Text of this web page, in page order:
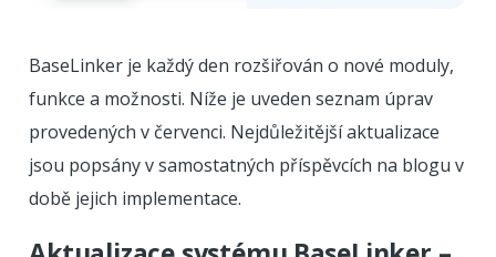
BaseLinker je každý den rozšiřován o nové moduly,
funkce a možnosti. Níže je uveden seznam úprav
provedených v červenci. Nejdůležitější aktualizace
jsou popsány v samostatných příspěvcích na blogu v
době jejich implementace.